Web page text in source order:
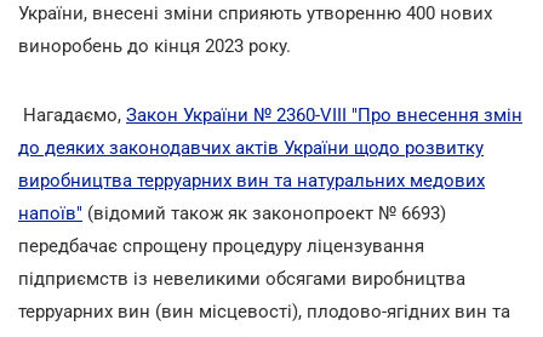
України, внесені зміни сприяють утворенню 400 нових
виноробень до кінця 2023 року.
Нагадаємо, Закон України № 2360-VIII "Про внесення змін
до деяких законодавчих актів України щодо розвитку
виробництва терруарних вин та натуральних медових
напоїв" (відомий також як законопроект № 6693)
передбачає спрощену процедуру ліцензування
підприємств із невеликими обсягами виробництва
терруарних вин (вин місцевості), плодово-ягідних вин та